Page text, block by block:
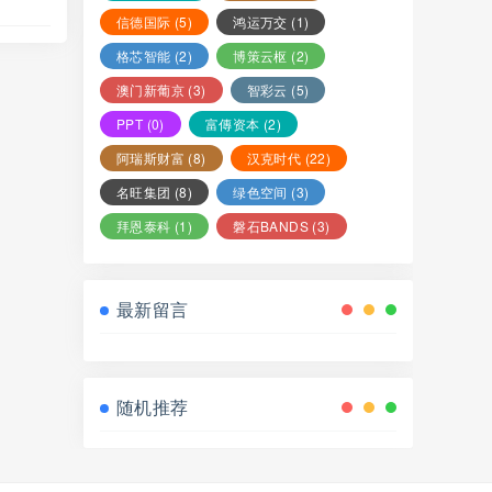
信德国际 (5) 鸿运万交 (1)
格芯智能 (2) 博策云枢 (2)
澳门新葡京 (3) 智彩云 (5)
PPT (0) 富傳资本 (2)
阿瑞斯财富 (8) 汉克时代 (22)
名旺集团 (8) 绿色空间 (3)
拜恩泰科 (1) 磐石BANDS (3)
最新留言
随机推荐